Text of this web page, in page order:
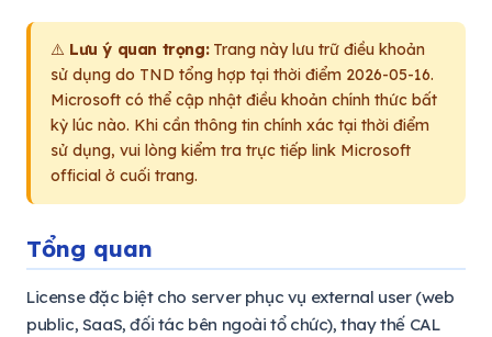
⚠️ Lưu ý quan trọng:Trang này lưu trữ điều khoản
sử dụng do TND tổng hợp tại thời điểm 2026-05-16.
Microsoft có thể cập nhật điều khoản chính thức bất
kỳ lúc nào. Khi cần thông tin chính xác tại thời điểm
sử dụng, vui lòng kiểm tra trực tiếp link Microsoft
official ở cuối trang.
Tổng quan
License đặc biệt cho server phục vụ external user (web
public, SaaS, đối tác bên ngoài tổ chức), thay thế CAL